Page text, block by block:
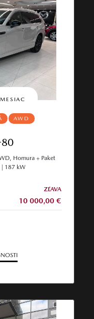
AWD
Homura + Paket
| 187 kW
ZĽAVA
10 000,00 €